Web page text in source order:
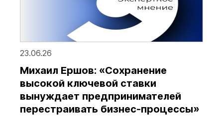
23.06.26
Михаил Ершов: «Сохранение
высокой ключевой ставки
вынуждает предпринимателей
перестраивать бизнес-процессы»